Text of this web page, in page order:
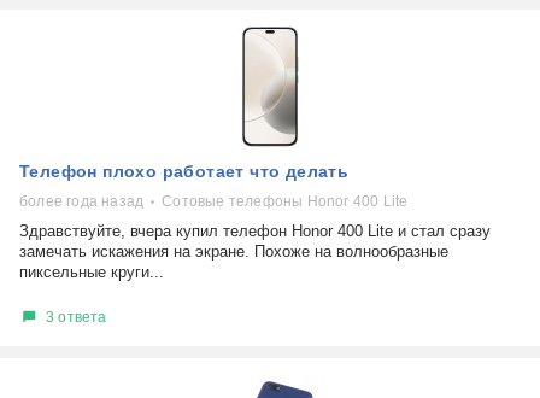
Телефон плохо работает что делать
более года назад Сотовые телефоны Honor 400 Lite
Здравствуйте, вчера купил телефон Honor 400 Lite и стал сразу
замечать искажения на экране. Похоже на волнообразные
пиксельные круги...
3 ответа